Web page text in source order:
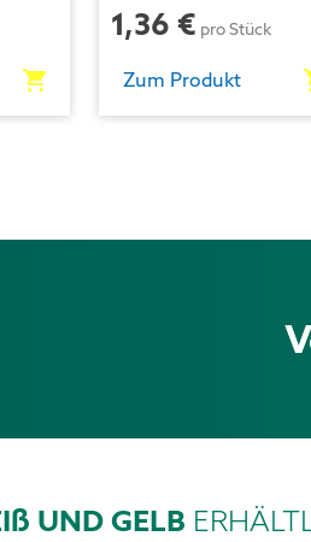
1,36 € pro Stück
Zum Produkt
UND GELB